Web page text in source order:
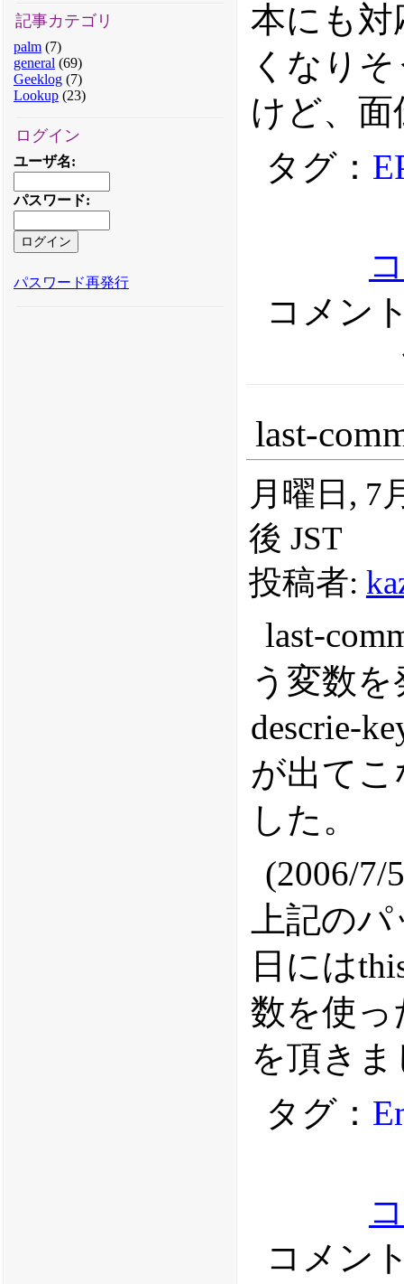
記事カテゴリ
palm(7)
general (69)
Geeklog(7)
Lookup(23)
ログイン
ユーザ名:
パスワード:
パスワード再発行
本にも
くなり
けど、
タグ：
コメン
last-
月曜日, 7
後 JST
投稿者:
last-
う変数
descrie-
が出て
した。
(2006/7/
上記のパ
日には
数を使っ
を頂き
タグ：
コメン